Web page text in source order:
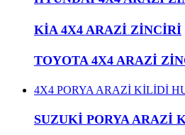
KİA 4X4 ARAZİ ZİNCİRİ
TOYOTA 4X4 ARAZİ
4X4 PORYA ARAZİ KİLİDİ
SUZUKİ PORYA ARAZİ